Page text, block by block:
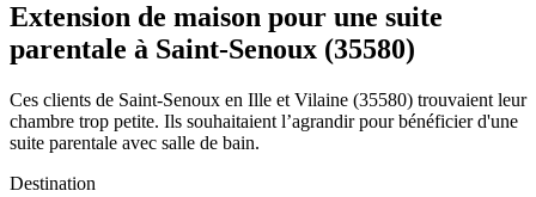
Extension de maison pour une suite
parentale à Saint-Senoux (35580)
Ces clients de Saint-Senoux en Ille et Vilaine (35580) trouvaient leur
chambre trop petite. Ils souhaitaient l’agrandir pour bénéficier d'une
suite parentale avec salle de bain.
Destination